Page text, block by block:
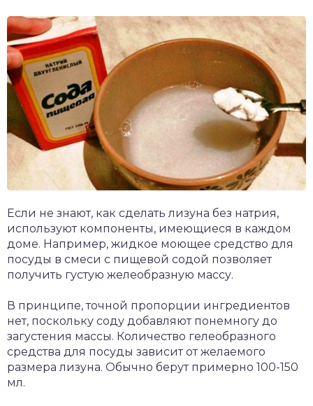
Если не знают, как сделать лизуна без натрия,
используют компоненты, имеющиеся в каждом
доме. Например, жидкое моющее средство для
посуды в смеси с пищевой содой позволяет
получить густую желеобразную массу.
В принципе, точной пропорции ингредиентов
нет, поскольку соду добавляют понемногу до
загустения массы. Количество гелеобразного
средства для посуды зависит от желаемого
размера лизуна. Обычно берут примерно 100-150
мл.